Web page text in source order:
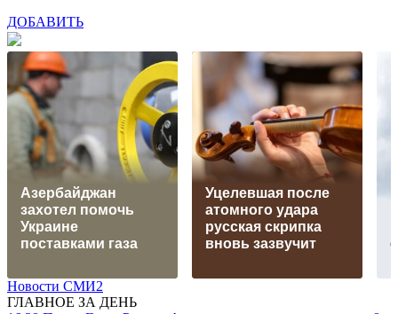
ДОБАВИТЬ
Азербайджан
захотел помочь
Украине
поставками газа
Уцелевшая после
атомного удара
русская скрипка
вновь зазвучит
Новости СМИ2
ГЛАВНОЕ ЗА ДЕНЬ